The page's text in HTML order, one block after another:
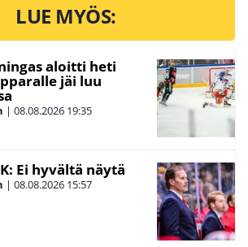
LUE MYÖS:
aloitti heti
jäi luu
| 08.08.2026 19:35
Ei hyvältä näytä
| 08.08.2026 15:57